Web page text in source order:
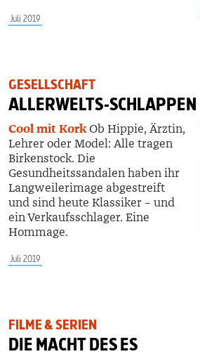
Juli 2019
GESELLSCHAFT
ALLERWELTS-SCHLAPPEN
Cool mit KorkOb Hippie, Ärztin,
Lehrer oder Model: Alle tragen
Birkenstock. Die
Gesundheitssandalen haben ihr
Langweilerimage abgestreift
und sind heute Klassiker – und
ein Verkaufsschlager. Eine
Hommage.
Juli 2019
FILME & SERIEN
DIE MACHT DES ES